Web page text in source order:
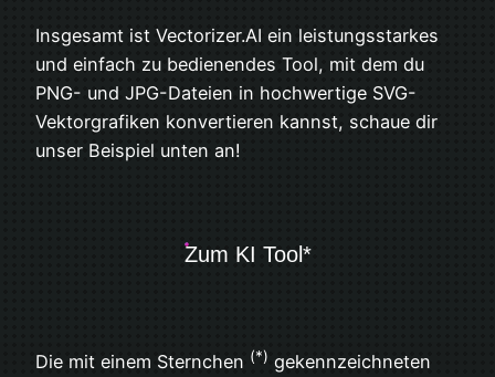
Insgesamt ist Vectorizer.AI ein leistungsstarkes
und einfach zu bedienendes Tool, mit dem du
PNG- und JPG-Dateien in hochwertige SVG-
Vektorgrafiken konvertieren kannst, schaue dir
unser Beispiel unten an!
Zum KI Tool*
Die mit einem Sternchen (*) gekennzeichneten